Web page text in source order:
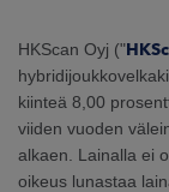
UUTISHUONE
HKScan Oyj ("
kiinteä 8,00
viiden vuoden
alkaen. Lainalla ei
oikeus lunastaa